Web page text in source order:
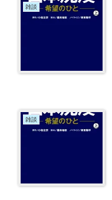
雑談
雑談